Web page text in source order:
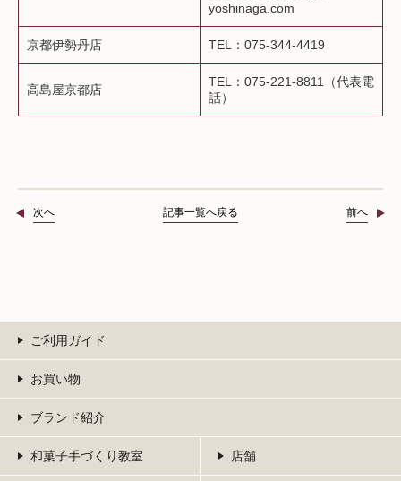
yoshinaga.com
京都伊勢丹店 TEL：075-344-4419
高島屋京都店
TEL：075-221-8811（代表電
話）
次へ 記事一覧へ戻る 前へ
ご利用ガイド
お買い物
ブランド紹介
和菓子手づくり教室 店舗